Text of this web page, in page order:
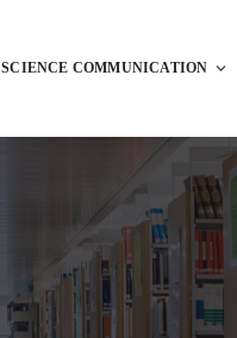
SCIENCE COMMUNICATION